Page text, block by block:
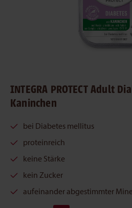
INTEGRA PROTECT Adult
Kaninchen
bei Diabetes mellitus
proteinreich
keine Stärke
kein Zucker
aufeinander abgestimmter